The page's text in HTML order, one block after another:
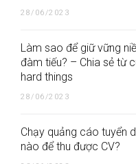
28/06/2023
Làm sao để giữ vững
đàm tiếu? – Chia sẻ từ
hard things
28/06/2023
Chạy quảng cáo tuyển
nào để thu được CV?